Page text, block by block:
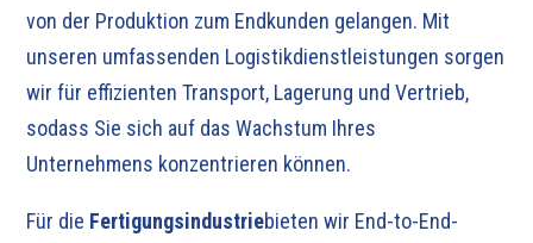
von der Produktion zum Endkunden gelangen. Mit
unseren umfassenden Logistikdienstleistungen sorgen
wir für effizienten Transport, Lagerung und Vertrieb,
sodass Sie sich auf das Wachstum Ihres
Unternehmens konzentrieren können.
Für die Fertigungsindustriebieten wir End-to-End-